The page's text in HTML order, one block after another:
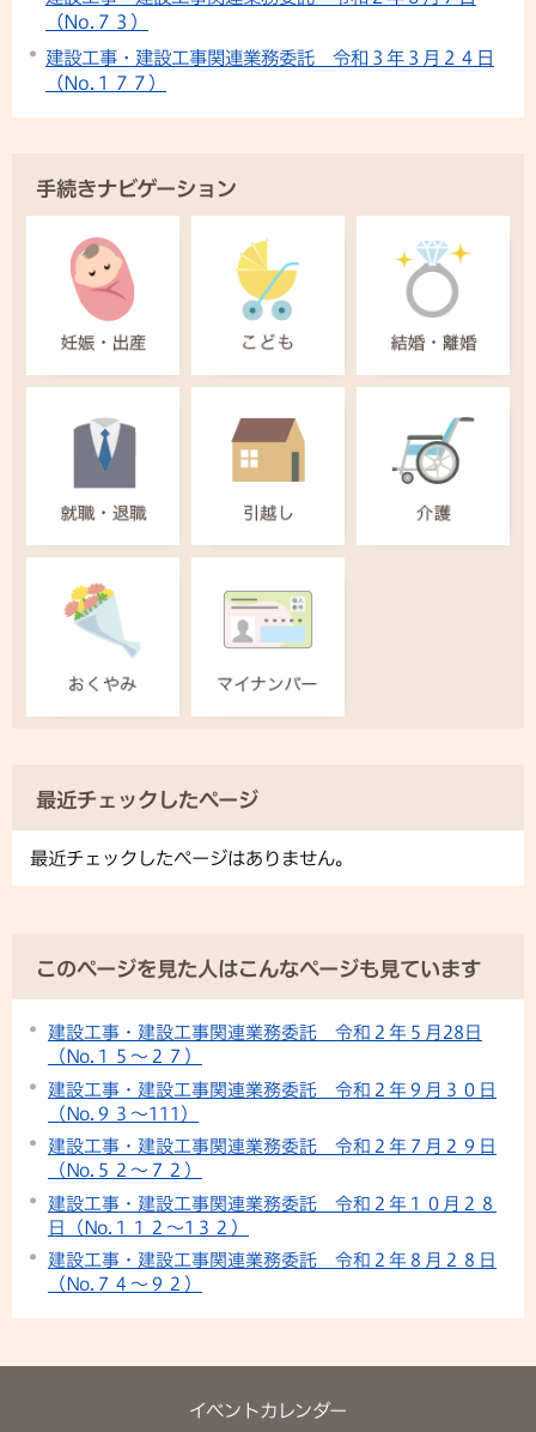
（No.７３）
建設工事・建設工事関連業務委託 令和３年３月２４日
（No.１７７）
手続きナビゲーション
最近チェックしたページ
最近チェックしたページはありません。
このページを見た人はこんなページも見ています
建設工事・建設工事関連業務委託 令和２年５月28日
（No.１５～２７）
建設工事・建設工事関連業務委託 令和２年９月３０日
（No.９３～111）
建設工事・建設工事関連業務委託 令和２年７月２９日
（No.５２～７２）
建設工事・建設工事関連業務委託 令和２年１０月２８
日（No.１１２～1３２）
建設工事・建設工事関連業務委託 令和２年８月２８日
（No.７４～９２）
イベントカレンダー